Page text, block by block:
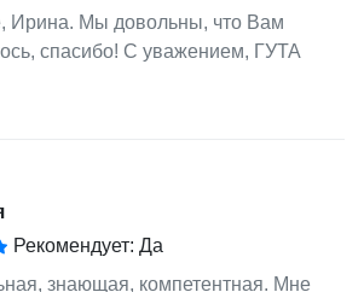
Ирина. Мы довольны, что Вам
спасибо! С уважением, ГУТА
Рекомендует: Да
знающая, компетентная. Мне